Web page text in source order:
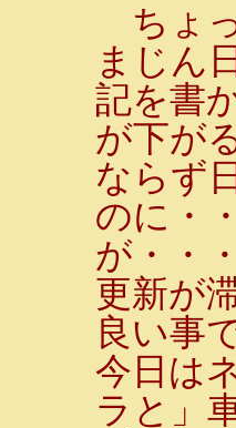
ちょ
まじん
記を書
が下が
ならず
のに・
が・・
更新が
良い事
今日は
ラと」